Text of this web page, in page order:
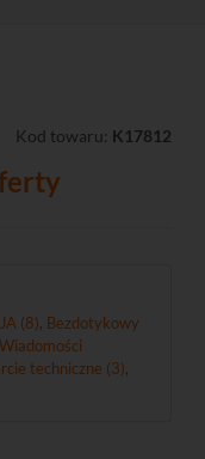
Kod towaru: K17812
(8) Bezdotykowy
Wiadomości
techniczne (3)